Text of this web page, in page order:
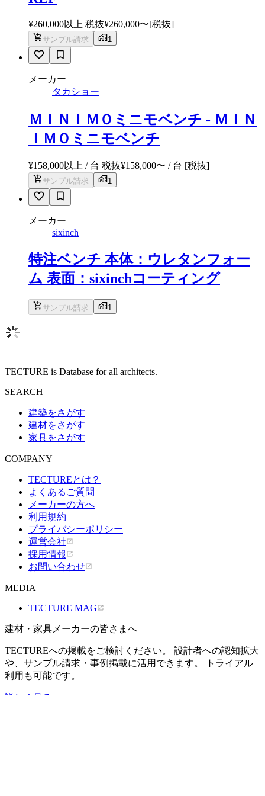
¥260,000以上 税抜¥260,000〜[税抜]
サンプル請求 1
メーカー
タカショー
ＭＩＮＩＭＯミニモベンチ - ＭＩＮ
ＩＭＯミニモベンチ
¥158,000以上 / 台 税抜¥158,000〜 / 台 [税抜]
サンプル請求 1
メーカー
sixinch
特注ベンチ 本体：ウレタンフォー
ム 表面：sixinchコーティング
サンプル請求 1
TECTURE is Database for all architects.
SEARCH
建築をさがす
建材をさがす
家具をさがす
COMPANY
TECTUREとは？
よくあるご質問
メーカーの方へ
利用規約
プライバシーポリシー
運営会社
採用情報
お問い合わせ
MEDIA
TECTURE MAG
建材・家具メーカーの皆さまへ
TECTUREへの掲載をご検討ください。 設計者への認知拡大
や、サンプル請求・事例掲載に活用できます。 トライアル
利用も可能です。
詳しく見る